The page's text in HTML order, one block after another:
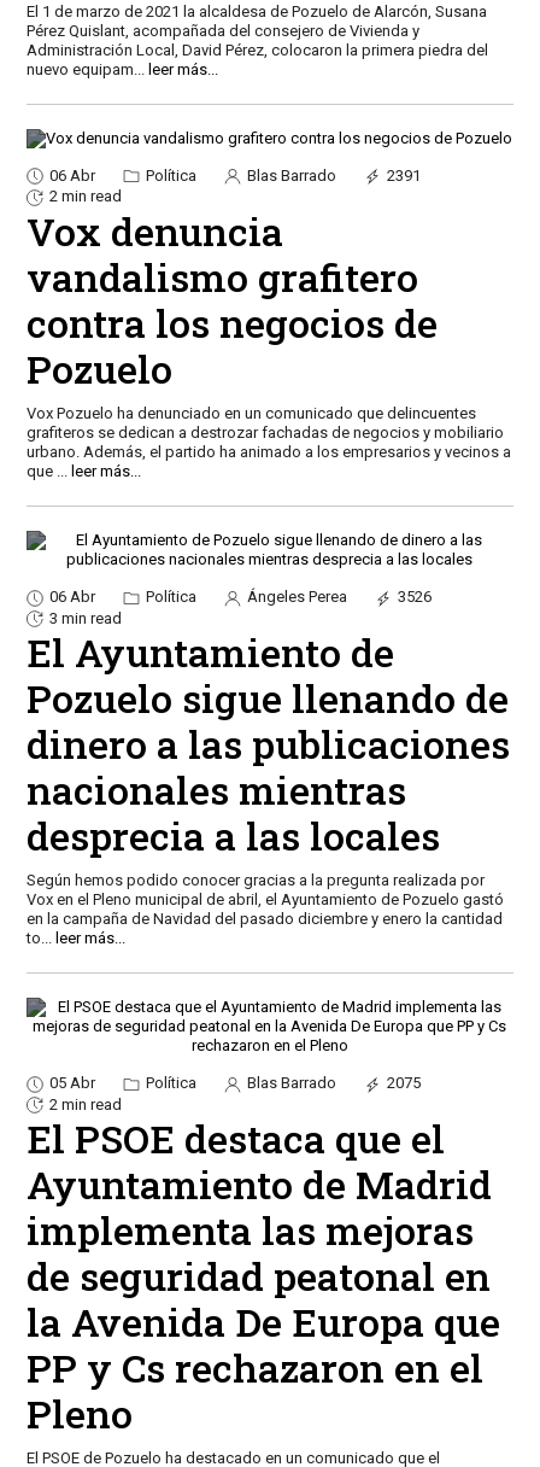
El 1 de marzo de 2021 la alcaldesa de Pozuelo de Alarcón, Susana
Pérez Quislant, acompañada del consejero de Vivienda y
Administración Local, David Pérez, colocaron la primera piedra del
nuevo equipam
leer más...
06 Abr Política Blas Barrado
2391
2 min read
Vox denuncia
vandalismo grafitero
contra los negocios de
Pozuelo
Vox Pozuelo ha denunciado en un comunicado que delincuentes
grafiteros se dedican a destrozar fachadas de negocios y mobiliario
urbano. Además, el partido ha animado a los empresarios y vecinos a
que
leer más...
06 Abr Política Ángeles Perea
3526
3 min read
El Ayuntamiento de
Pozuelo sigue llenando de
dinero a las publicaciones
nacionales mientras
desprecia a las locales
Según hemos podido conocer gracias a la pregunta realizada por
Vox en el Pleno municipal de abril, el Ayuntamiento de Pozuelo gastó
en la campaña de Navidad del pasado diciembre y enero la cantidad
to... leer más...
05 Abr Política Blas Barrado
2075
2 min read
El PSOE destaca que el
Ayuntamiento de Madrid
implementa las mejoras
de seguridad peatonal en
la Avenida De Europa que
PP y Cs rechazaron en el
Pleno
El PSOE de Pozuelo ha destacado en un comunicado que el